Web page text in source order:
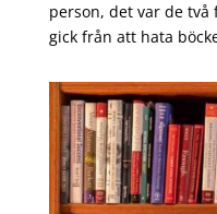
person, det var de
gick från att hata